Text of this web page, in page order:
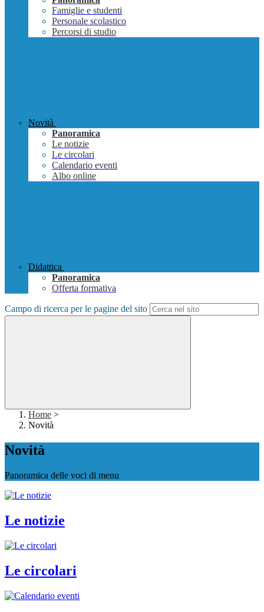
Famiglie e studenti
Personale scolastico
Percorsi di studio
Novità
Panoramica
Le notizie
Le circolari
Calendario eventi
Albo online
Didattica
Panoramica
Offerta formativa
Campo di ricerca per le pagine del sito
Home >
Novità
Novità
Panoramica delle voci di menu
Le notizie
Le circolari